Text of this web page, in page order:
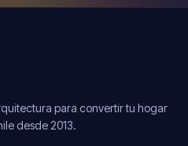
para convertir tu hogar
desde 2013.